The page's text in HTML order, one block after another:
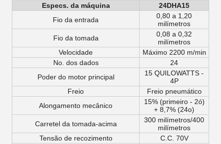
Especs. da máquina
24DHA15
Fio da entrada
0,80 a 1,20
milímetros
Fio da tomada
0,08 a 0,32
milímetros
Velocidade
Máximo 2200 m/min
No. dos dados
24
Poder do motor principal
15 QUILOWATTS -
4P
Freio
Freio pneumático
Alongamento mecânico
15% (primeiro - 2ó)
+ 8,7% (24o)
Carretel da tomada-acima
300 milímetros/400
milímetros
Tensão de recozimento
C.C. 70V